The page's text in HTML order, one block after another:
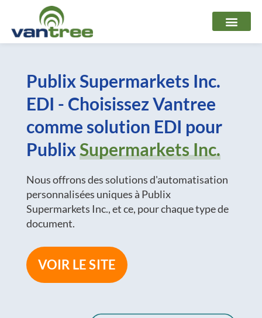
contenu
Publix Supermarkets Inc.
EDI - Choisissez Vantree
comme solution EDI pour
PublixSupermarkets Inc.
Nous offrons des solutions d'automatisation
personnalisées uniques à Publix
Supermarkets Inc., et ce, pour chaque type de
document.
VOIR LE SITE